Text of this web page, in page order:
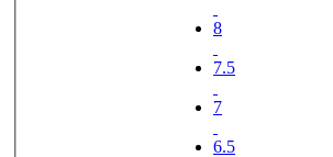
8
7.5
7
6.5